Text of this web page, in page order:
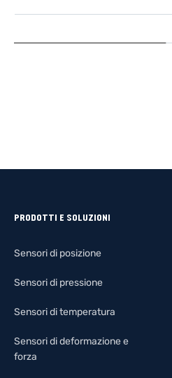
SCOPRI DI PIÙ
PRODOTTI E SOLUZIONI
Sensori di posizione
Sensori di pressione
Sensori di temperatura
Sensori di deformazione e
forza